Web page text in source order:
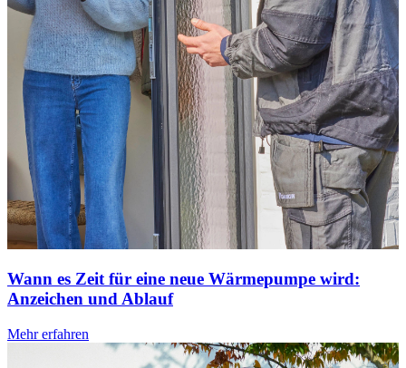
Wann es Zeit für eine neue Wärmepumpe wird:
Anzeichen und Ablauf
Mehr erfahren